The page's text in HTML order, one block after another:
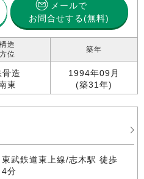
メールで
お問合せする(無料)
構造
方位
骨造
東
築年
1994年09月
(築31年)
東武鉄道東上線/志木駅 徒歩
4分